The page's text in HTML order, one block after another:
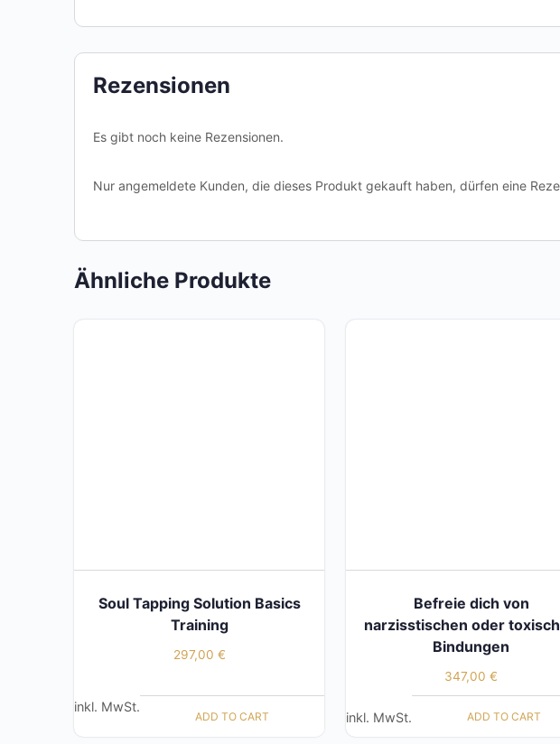
Rezensionen
Es gibt noch keine Rezensionen.
Nur angemeldete Kunden, die dieses Produkt gekauft haben, dürfen eine
Ähnliche Produkte
Soul Tapping Solution Basics
Training
297,00 €
inkl. MwSt.
ADD TO CART
Befreie dich von
narzisstischen oder
Bindungen
347,00€
inkl. MwSt. ADD TO CART